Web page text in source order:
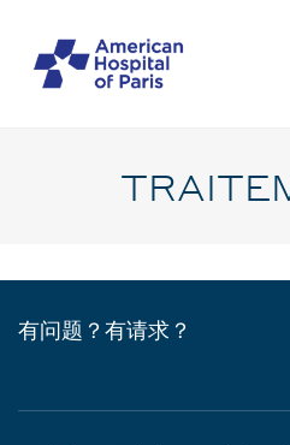
main
MENU
MOBILE
有问题？有请求？